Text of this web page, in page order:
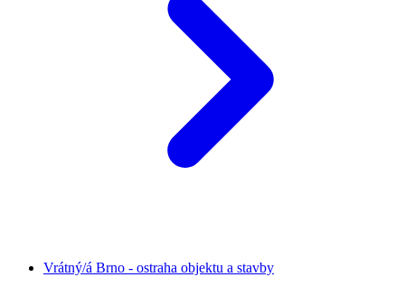
Vrátný/á Brno - ostraha objektu a stavby